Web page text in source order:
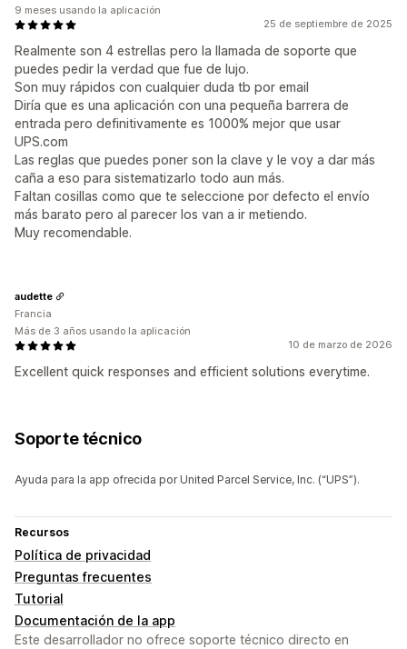
25 de septiembre de 2025
Realmente son 4 estrellas pero la llamada de soporte que
puedes pedir la verdad que fue de lujo.
Son muy rápidos con cualquier duda tb por email
Diría que es una aplicación con una pequeña barrera de
entrada pero definitivamente es 1000% mejor que usar
UPS.com
Las reglas que puedes poner son la clave y le voy a dar más
caña a eso para sistematizarlo todo aun más.
Faltan cosillas como que te seleccione por defecto el envío
más barato pero al parecer los van a ir metiendo.
Muy recomendable.
9 meses usando la aplicación
10 de marzo de 2026
Excellent quick responses and efficient solutions everytime.
audette
Francia
Más de 3 años usando la aplicación
Soporte técnico
Ayuda para la app ofrecida por United Parcel Service, Inc. (“UPS”).
Recursos
Política de privacidad
Preguntas frecuentes
Tutorial
Documentación de la app
Este desarrollador no ofrece soporte técnico directo en